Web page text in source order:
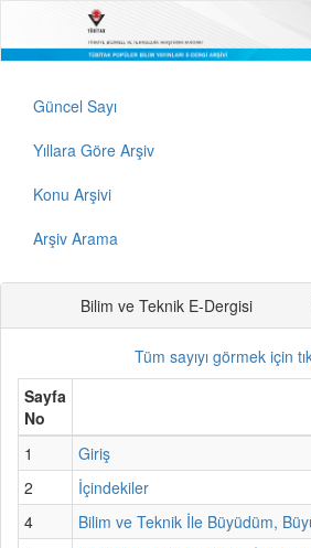
Güncel Sayı
Yıllara Göre Arşiv
Konu Arşivi
Arşiv Arama
Bilim ve Teknik E-Dergisi
Tüm sayıyı görmek için
Sayfa
No
1
Giriş
2
İçindekiler
4
Bilim ve Teknik İle Büyüdüm,